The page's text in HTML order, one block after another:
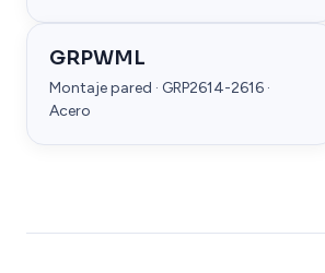
GRPWML
Montaje pared · GRP2614-2616 ·
Acero